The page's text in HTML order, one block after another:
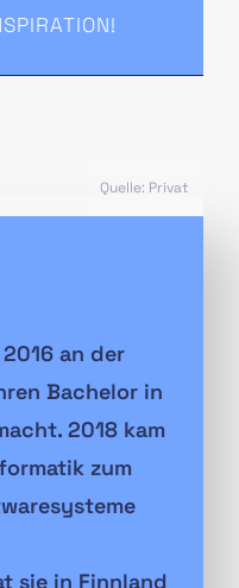
Quelle: Privat
an der
Bachelor in
2018 kam
zum
sie in Finnland